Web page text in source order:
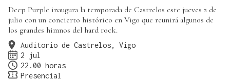
Deep Purple inaugura la temporada de Castrelos este jueves 2 de
julio con un concierto histórico en Vigo que reunirá algunos de
los grandes himnos del hard rock.
Auditorio de Castrelos, Vigo
2 jul
22.00 horas
Presencial